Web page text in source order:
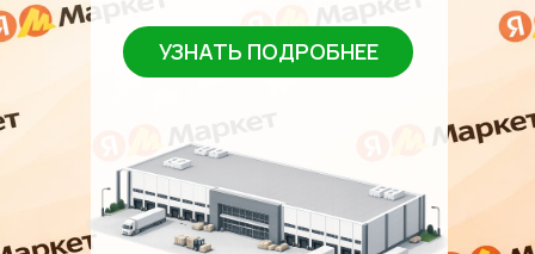
УЗНАТЬ ПОДРОБНЕЕ